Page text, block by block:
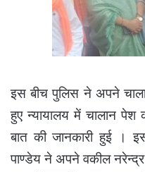
इस बीच पुलिस ने अपने
हुए न्यायालय में चालान पेश
बात की जानकारी हुई ।
पाण्डेय ने अपने वकील